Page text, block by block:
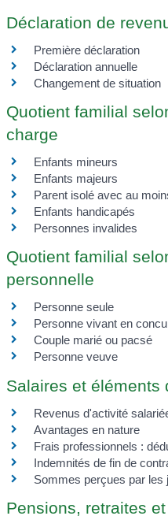
Déclaration de
Première déclaration
Déclaration annuelle
Changement de situation
Quotient familial
charge
Enfants mineurs
Enfants majeurs
Parent isolé avec au
Enfants handicapés
Personnes invalides
Quotient familial
personnelle
Personne seule
Personne vivant en
Couple marié ou pacsé
Personne veuve
Salaires et éléments
Revenus d'activité
Avantages en nature
Frais professionnels :
Indemnités de fin de
Sommes perçues par les
Pensions, retraites